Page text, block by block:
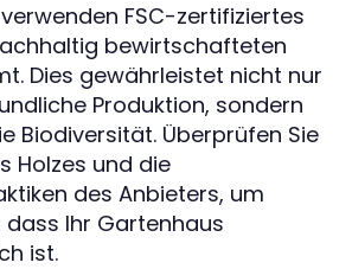
FSC-zertifiziertes
bewirtschafteten
Dies gewährleistet nicht nur
Produktion, sondern
Biodiversität. Überprüfen Sie
Holzes und die
des Anbieters, um
dass Ihr Gartenhaus
ist.